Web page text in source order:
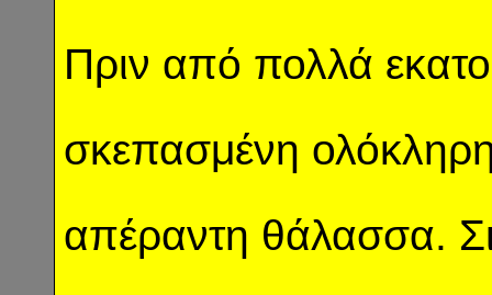
Πριν από πολλά
σκεπασμένη
απέραντη θάλασσα.